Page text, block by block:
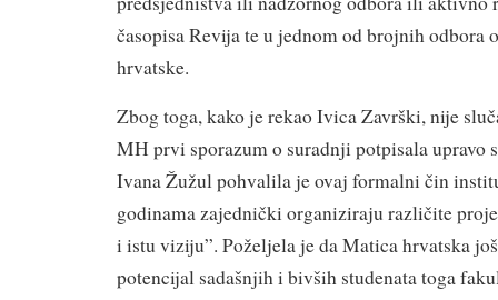
časopisa Revija te u jednom od brojnih odbora
hrvatske.
Zbog toga, kako je rekao Ivica Završki, nije
MH prvi sporazum o suradnji potpisala upravo
Ivana Žužul pohvalila je ovaj formalni čin
godinama zajednički organiziraju različite
i istu viziju”. Poželjela je da Matica hrvatska
potencijal sadašnjih i bivših studenata toga